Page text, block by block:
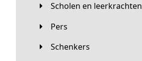
Scholen en leerkrachten
Pers
Schenkers